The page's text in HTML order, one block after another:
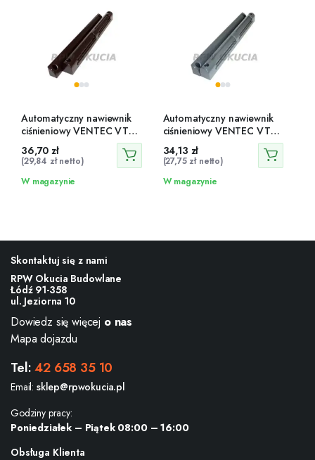
Automatyczny nawiewnik
ciśnieniowy VENTEC VT
36,70zł
(29,84 złnetto)
W magazynie
Automatyczny nawiewnik
ciśnieniowy VENTEC VT
224
34,13 zł
(27,75 złnetto)
W magazynie
Skontaktuj się z nami
RPW Okucia Budowlane
Łódź 91-358
ul. Jeziorna 10
Dowiedz się więcej o nas
Mapa dojazdu
Tel:42 658 35 10
Email: sklep@rpwokucia.pl
Godziny pracy:
Poniedziałek – Piątek 08:00 – 16:00
Obsługa Klienta